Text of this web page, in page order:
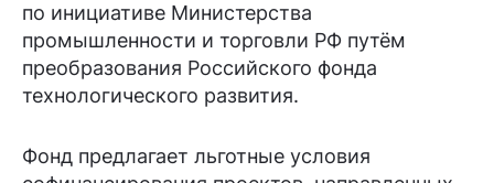
по инициативе Министерства
промышленности и торговли РФ путём
преобразования Российского фонда
технологического развития.
Фонд предлагает льготные условия